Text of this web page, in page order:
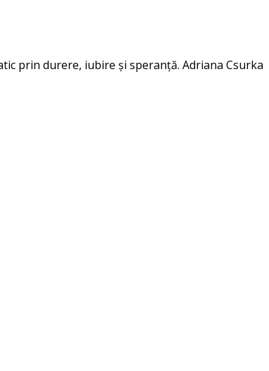
prin durere, iubire și speranță. Adriana Csurka